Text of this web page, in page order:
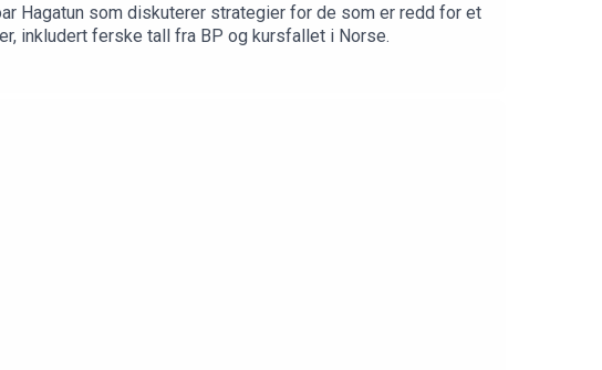
Hagatun som diskuterer strategier for de som er redd for et
inkludert ferske tall fra BP og kursfallet i Norse.